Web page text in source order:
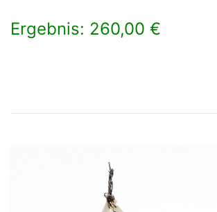
Ergebnis: 260,00 €